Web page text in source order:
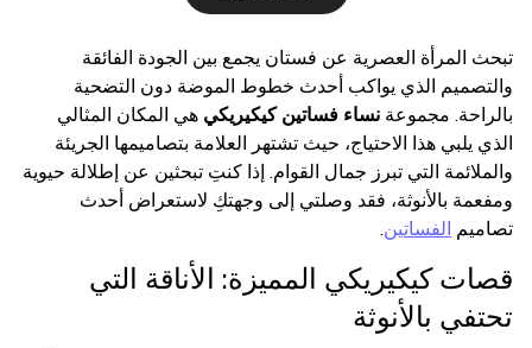
تبحث المرأة العصرية عن فستان يجمع بين الجودة الفائقة
والتصميم الذي يواكب أحدث خطوط الموضة دون التضحية
بالراحة. مجموعة نساء فساتين كيكيريكي هي المكان المثالي
الذي يلبي هذا الاحتياج، حيث تشتهر العلامة بتصاميمها الجريئة
والملائمة التي تبرز جمال القوام. إذا كنتِ تبحثين عن إطلالة حيوية
ومفعمة بالأنوثة، فقد وصلتي إلى وجهتكِ لاستعراض أحدث
تصاميم الفساتين.
قصات كيكيريكي المميزة: الأناقة التي
تحتفي بالأنوثة